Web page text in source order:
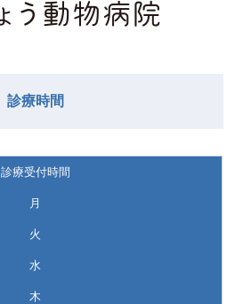
診療時間
診療受付時間
月
火
水
木